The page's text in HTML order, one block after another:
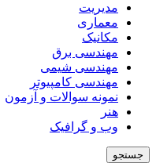
مدیریت
معماری
مکانیک
مهندسی برق
مهندسی شیمی
مهندسی کامپیوتر
نمونه سوالات و آزمون
هنر
وب و گرافیک
جستجو